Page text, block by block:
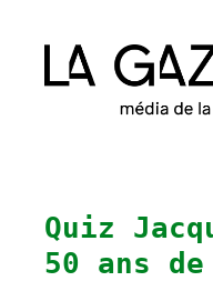
Quiz
50 ans